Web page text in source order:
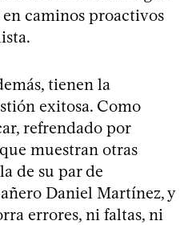
caminos proactivos
tienen la
exitosa. Como
refrendado por
muestran otras
de su par de
Daniel Martínez, y
errores, ni faltas, ni